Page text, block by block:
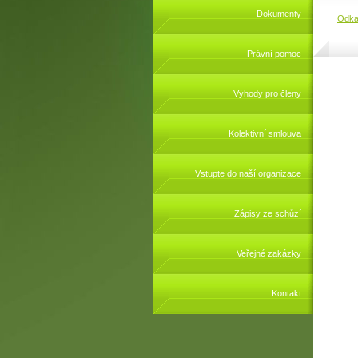
Dokumenty
Právní pomoc
Výhody pro členy
Kolektivní smlouva
Vstupte do naší organizace
Zápisy ze schůzí
Veřejné zakázky
Kontakt